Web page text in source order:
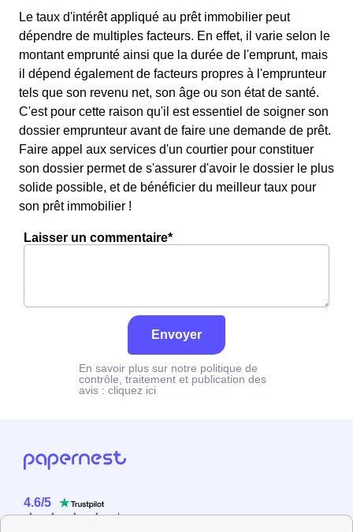
Le taux d'intérêt appliqué au prêt immobilier peut
dépendre de multiples facteurs. En effet, il varie selon le
montant emprunté ainsi que la durée de l'emprunt, mais
il dépend également de facteurs propres à l'emprunteur
tels que son revenu net, son âge ou son état de santé.
C'est pour cette raison qu'il est essentiel de soigner son
dossier emprunteur avant de faire une demande de prêt.
Faire appel aux services d'un courtier pour constituer
son dossier permet de s'assurer d'avoir le dossier le plus
solide possible, et de bénéficier du meilleur taux pour
son prêt immobilier !
Laisser un commentaire*
Envoyer
En savoir plus sur notre politique de
contrôle, traitement et publication des
avis : cliquez ici
4.6/5